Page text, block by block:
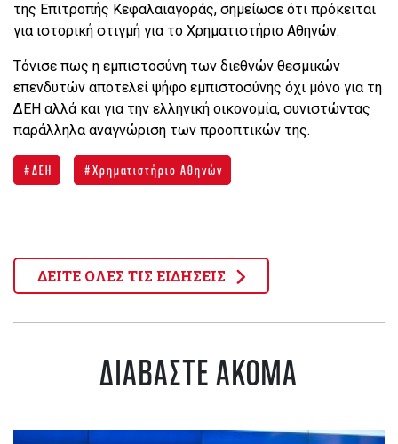
της Επιτροπής Κεφαλαιαγοράς, σημείωσε ότι πρόκειται
για ιστορική στιγμή για το Χρηματιστήριο Αθηνών.
Τόνισε πως η εμπιστοσύνη των διεθνών θεσμικών
επενδυτών αποτελεί ψήφο εμπιστοσύνης όχι μόνο για τη
ΔΕΗ αλλά και για την ελληνική οικονομία, συνιστώντας
παράλληλα αναγνώριση των προοπτικών της.
ΔΕΗ Χρηματιστήριο Αθηνών
ΔΕΙΤΕ ΟΛΕΣ ΤΙΣ ΕΙΔΗΣΕΙΣ
ΔΙΑΒΑΣΤΕ ΑΚΟΜΑ